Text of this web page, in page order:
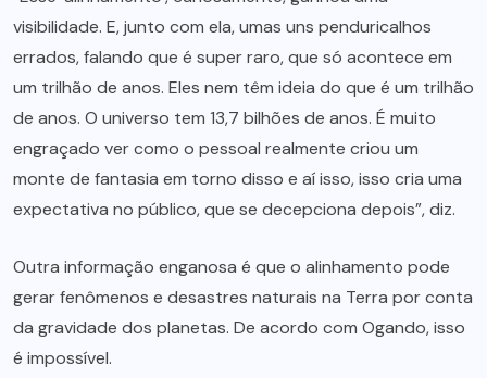
visibilidade. E, junto com ela, umas uns penduricalhos
errados, falando que é super raro, que só acontece em
um trilhão de anos. Eles nem têm ideia do que é um trilhão
de anos. O universo tem 13,7 bilhões de anos. É muito
engraçado ver como o pessoal realmente criou um
monte de fantasia em torno disso e aí isso, isso cria uma
expectativa no público, que se decepciona depois”, diz.
Outra informação enganosa é que o alinhamento pode
gerar fenômenos e desastres naturais na Terra por conta
da gravidade dos planetas. De acordo com Ogando, isso
é impossível.